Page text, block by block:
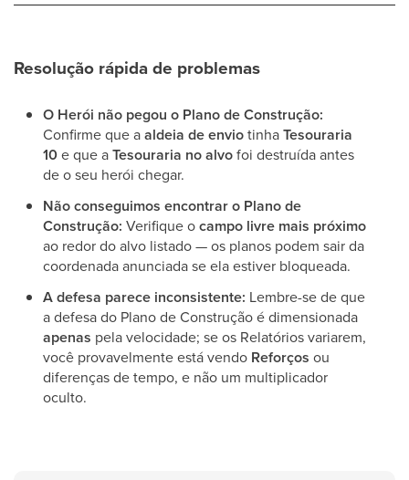
Resolução rápida de problemas
O Herói não pegou o Plano de Construção:
Confirme que aaldeia de enviotinhaTesouraria
10e que aTesouraria no alvofoi destruída antes
de o seu herói chegar.
Não conseguimos encontrar o Plano de
Construção: Verifique ocampo livre mais próximo
ao redor do alvo listado — os planos podem sair da
coordenada anunciada se ela estiver bloqueada.
A defesa parece inconsistente: Lembre-se de que
a defesa do Plano de Construção é dimensionada
apenas pela velocidade; se os Relatórios variarem,
você provavelmente está vendo Reforços ou
diferenças de tempo, e não um multiplicador
oculto.